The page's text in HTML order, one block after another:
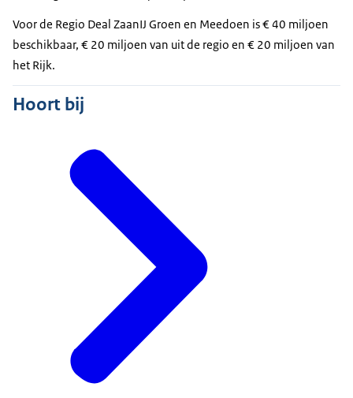
Voor de Regio Deal ZaanIJ Groen en Meedoen is € 40 miljoen
beschikbaar, € 20 miljoen van uit de regio en € 20 miljoen van
het Rijk.
Hoort bij